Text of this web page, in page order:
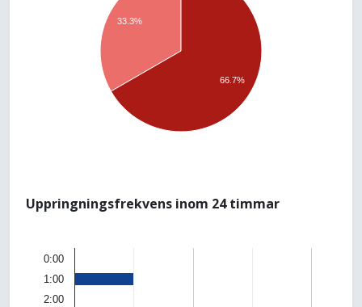
33.3%
66.7%
Uppringningsfrekvens inom 24 timmar
0:00
1:00
2:00